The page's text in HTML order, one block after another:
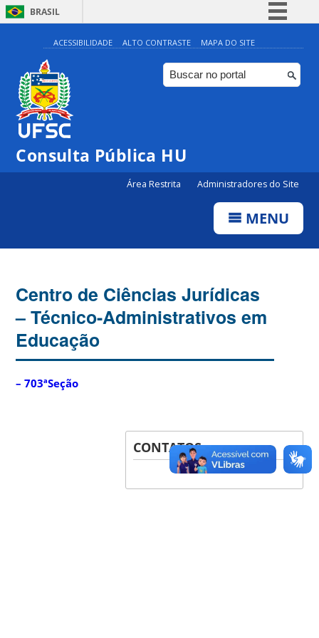
BRASIL
Simplifique!
Comunica BR
Participe
ACESSIBILIDADE ALTO CONTRASTE MAPA DO SITE
Consulta Pública HU
Área Restrita Administradores do Site
MENU
Centro de Ciências Jurídicas
– Técnico-Administrativos em
Educação
– 703ªSeção
CONTATOS